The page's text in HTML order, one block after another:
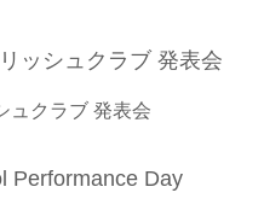
ュクラブ 発表会